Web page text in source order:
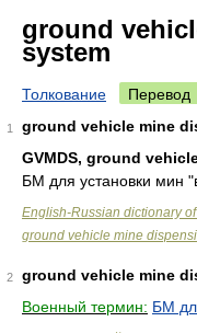
ground
system
Толкование Перевод
1
ground vehicle mine
GVMDS, ground
БМ для установки мин
English-Russian dictionary
ground vehicle mine
2
ground vehicle mine
Военный термин: БМ